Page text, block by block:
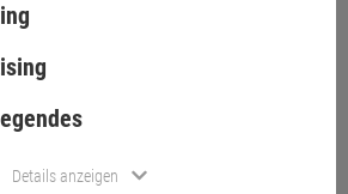
MD32x32-PRS 4x
DMC-C-8x DMC-
50
Details anzeigen